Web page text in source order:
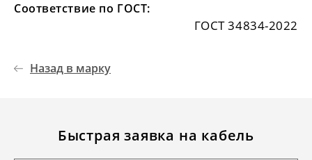
Соответствие по ГОСТ:
ГОСТ 34834-2022
Назад в марку
Быстрая заявка на кабель